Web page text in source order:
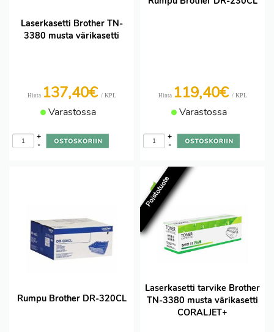
Laserkasetti Brother TN-
3380 musta värikasetti
Hinta 137,40€ / KPL
Varastossa
-
+
Hinta 119,40€ / KPL
Varastossa
-
+
Rumpu Brother DR-320CL
Poistotuote
Laserkasetti tarvike Brother
TN-3380 musta värikasetti
CORALJET+